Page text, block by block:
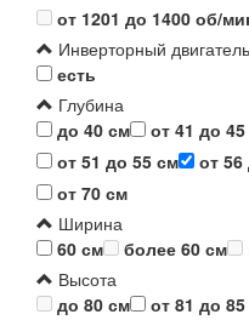
от 1201 до 1400 об/
Инверторный двигатель
есть
Глубина
до 40 см
от 41 до
от 51 до 55 см
от
от 70 см
Ширина
60 см
более 60 см
Высота
до 80 см
от 81 до